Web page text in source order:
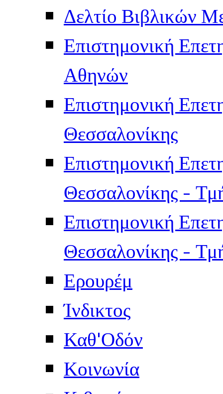
Δελτίο Βιβλικών
Επιστημονική
Αθηνών
Επιστημονική
Θεσσαλονίκης
Επιστημονική
Θεσσαλονίκης -
Επιστημονική
Θεσσαλονίκης -
Ερουρέμ
Ίνδικτος
Καθ'Οδόν
Κοινωνία